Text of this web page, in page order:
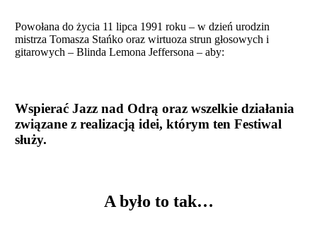
Powołana do życia 11 lipca 1991 roku – w dzień urodzin
mistrza Tomasza Stańko oraz wirtuoza strun głosowych i
gitarowych – Blinda Lemona Jeffersona – aby:
Wspierać Jazz nad Odrą oraz wszelkie działania
związane z realizacją idei, którym ten Festiwal
służy.
A było to tak…